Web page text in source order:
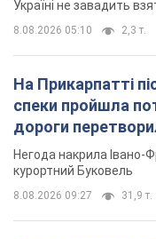
Україні не завадить
8.08.2026 05:10 2,3 т.
На Прикарпатті
спеки пройшла
дороги
Відео
Негода накрила Івано-
курортний Буковель
8.08.2026 09:27 31,9 т.